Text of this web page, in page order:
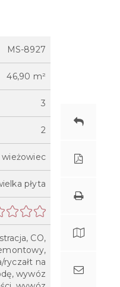
MS-8927
46,90 m²
3
2
wieżowiec
płyta
CO,
ryczałt na
wywóz